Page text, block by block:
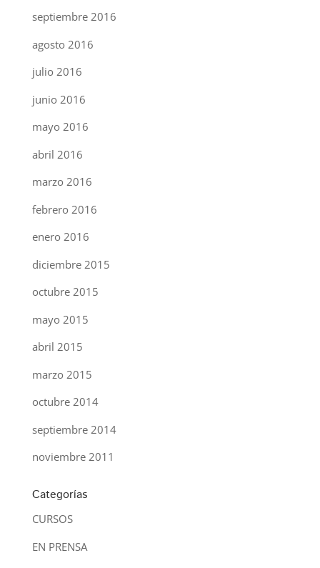
septiembre 2016
agosto 2016
julio 2016
junio 2016
mayo 2016
abril 2016
marzo 2016
febrero 2016
enero 2016
diciembre 2015
octubre 2015
mayo 2015
abril 2015
marzo 2015
octubre 2014
septiembre 2014
noviembre 2011
Categorías
CURSOS
EN PRENSA